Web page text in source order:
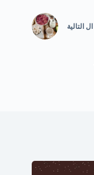
ال التالية